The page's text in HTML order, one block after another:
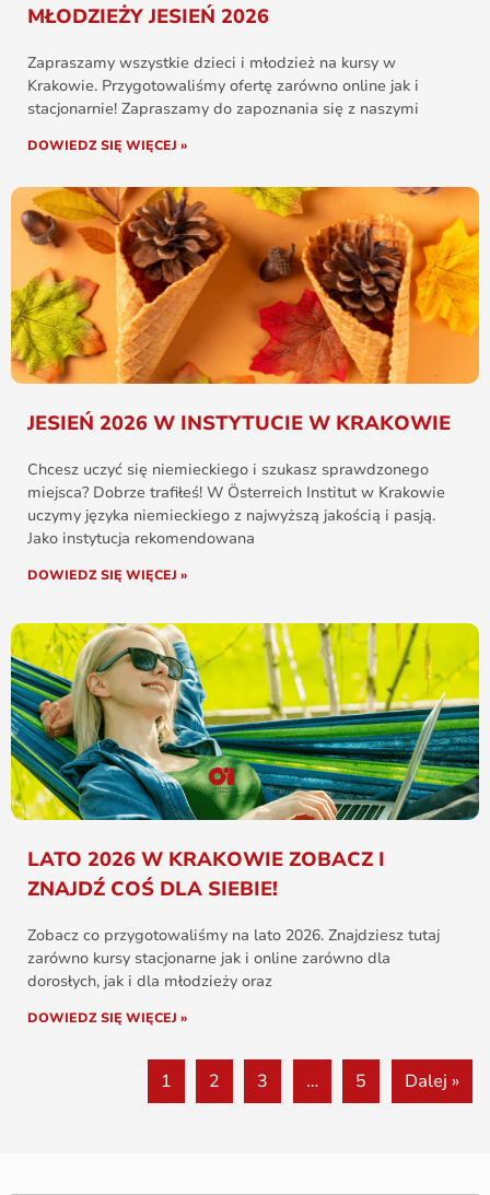
MŁODZIEŻY JESIEŃ 2026
Zapraszamy wszystkie dzieci i młodzież na kursy w
Krakowie. Przygotowaliśmy ofertę zarówno online jak i
stacjonarnie! Zapraszamy do zapoznania się z naszymi
DOWIEDZ SIĘ WIĘCEJ »
JESIEŃ 2026 W INSTYTUCIE W KRAKOWIE
Chcesz uczyć się niemieckiego i szukasz sprawdzonego
miejsca? Dobrze trafiłeś! W Österreich Institut w Krakowie
uczymy języka niemieckiego z najwyższą jakością i pasją.
Jako instytucja rekomendowana
DOWIEDZ SIĘ WIĘCEJ »
LATO 2026 W KRAKOWIE ZOBACZ I
ZNAJDŹ COŚ DLA SIEBIE!
Zobacz co przygotowaliśmy na lato 2026. Znajdziesz tutaj
zarówno kursy stacjonarne jak i online zarówno dla
dorosłych, jak i dla młodzieży oraz
DOWIEDZ SIĘ WIĘCEJ »
1 2 3 … 5 Dalej »